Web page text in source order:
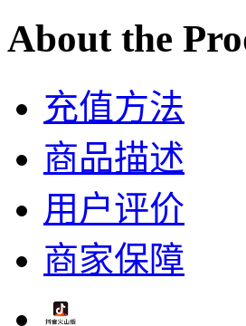
About the
充值方法
商品描述
用户评价
商家保障